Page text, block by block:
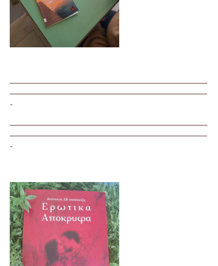
—————————————————————————————
—————————————————————————————
-
—————————————————————————————
—————————————————————————————
-